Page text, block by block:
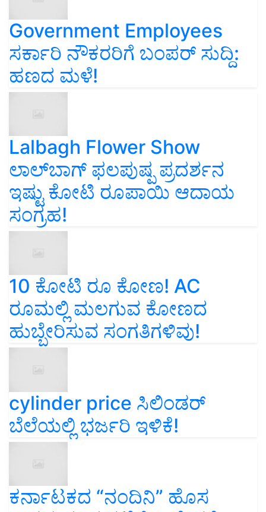
Government Employees
ಸರ್ಕಾರಿ ನೌಕರರಿಗೆ ಬಂಪರ್‌ ಸುದ್ದಿ:
ಹಣದ ಮಳೆ!
Lalbagh Flower Show
ಲಾಲ್‌ಬಾಗ್ ಫಲಪುಷ್ಪ ಪ್ರದರ್ಶನ
ಇಷ್ಟು ಕೋಟಿ ರೂಪಾಯಿ ಆದಾಯ
ಸಂಗ್ರಹ!
10 ಕೋಟಿ ರೂ ಕೋಣ! AC
ರೂಮಲ್ಲಿ ಮಲಗುವ ಕೋಣದ
ಹುಬ್ಬೇರಿಸುವ ಸಂಗತಿಗಳಿವು!
cylinder price ಸಿಲಿಂಡರ್‌
ಬೆಲೆಯಲ್ಲಿ ಭರ್ಜರಿ ಇಳಿಕೆ!
ಕರ್ನಾಟಕದ “ನಂದಿನಿ” ಹೊಸ